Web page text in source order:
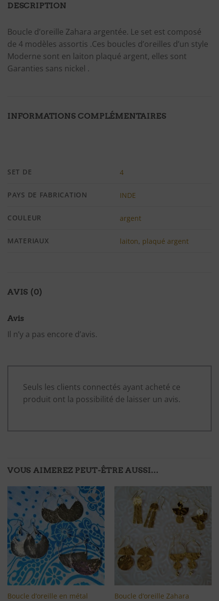
DESCRIPTION
Boucle d’oreille Zahara argentée. Le set est composé
de 4 modèles assortis .Ces boucles d’oreilles d’un style
Moderne sont en laiton plaqué argent, elles sont
Garanties sans nickel .
INFORMATIONS COMPLÉMENTAIRES
SET DE 4
PAYS DE FABRICATION INDE
COULEUR argent
MATERIAUX laiton, plaqué argent
AVIS (0)
Avis
Il n’y a pas encore d’avis.
Seuls les clients connectés ayant acheté ce
produit ont la possibilité de laisser un avis.
VOUS AIMEREZ PEUT-ÊTRE AUSSI…
Ajouter
à ma
liste
d'envies
Boucle d’oreille en métal
Ajouter
à ma
liste
d'envies
Boucle d’oreille Zahara